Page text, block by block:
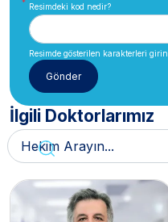
Resimdeki kod nedir?
Resimde gösterilen karakterleri girin.
İlgili Doktorlarımız